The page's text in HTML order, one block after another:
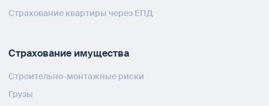
Страхование квартиры через ЕПД
Страхование имущества
Строительно-монтажные риски
Грузы